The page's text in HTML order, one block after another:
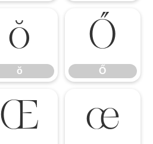
ŏ
ŏ
Ő
Ő
Œ œ